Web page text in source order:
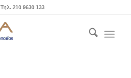
Τηλ. 210 9630 133